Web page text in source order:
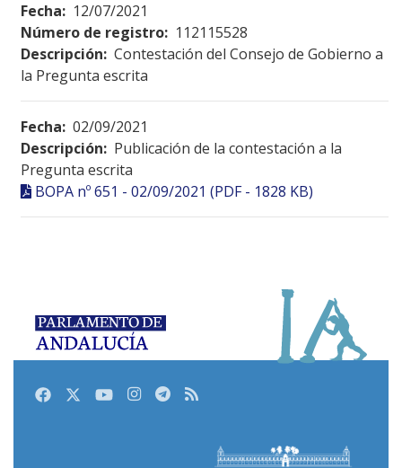
Fecha: 12/07/2021
Número de registro: 112115528
Descripción: Contestación del Consejo de Gobierno a
la Pregunta escrita
Fecha: 02/09/2021
Descripción: Publicación de la contestación a la
Pregunta escrita
BOPA nº 651 - 02/09/2021 (PDF - 1828 KB)
FacebookTwitterYoutubeInstagram
Telegram
RSS